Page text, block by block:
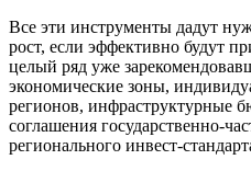
Все эти инструменты дадут
рост, если эффективно будут
целый ряд уже
экономические зоны,
регионов, инфраструктурные
соглашения государственно-
регионального инвест-